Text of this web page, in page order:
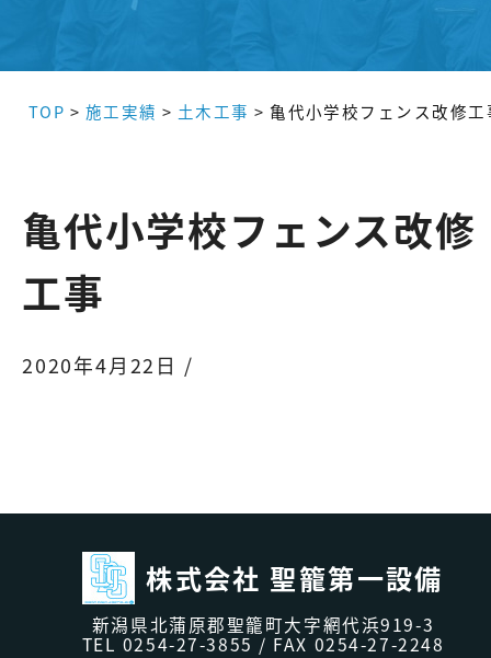
TOP > 施工実績 > 土木工事 > 亀代小学校フェンス改修工
亀代小学校フェンス改修
工事
2020年4月22日 /
株式会社 聖籠第一設備
新潟県北蒲原郡聖籠町大字網代浜919-3
TEL 0254-27-3855 / FAX 0254-27-2248